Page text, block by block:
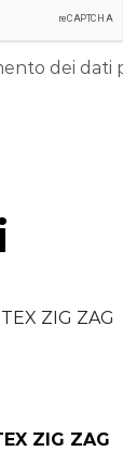
dei dati
ZIG ZAG